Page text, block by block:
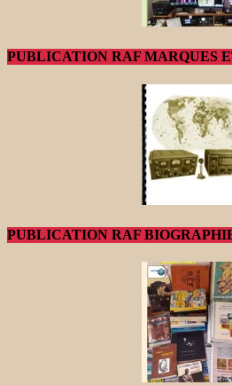
PUBLICATION RAF MARQUES
PUBLICATION RAF